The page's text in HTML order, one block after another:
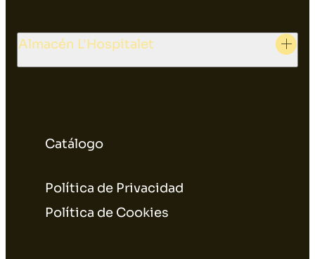
Catálogo
Política de Privacidad
Política de Cookies
Almacén L'Hospitalet